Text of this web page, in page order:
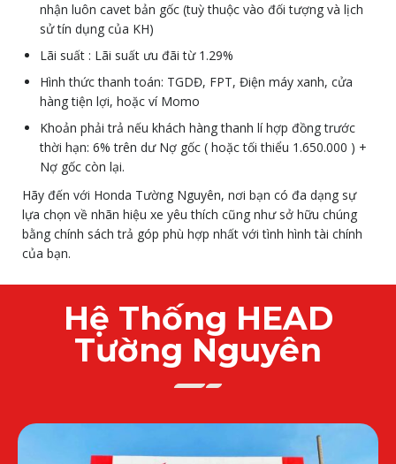
nhận luôn cavet bản gốc (tuỳ thuộc vào đối tượng và lịch
sử tín dụng của KH)
Lãi suất : Lãi suất ưu đãi từ 1.29%
Hình thức thanh toán: TGDĐ, FPT, Điện máy xanh, cửa
hàng tiện lợi, hoặc ví Momo
Khoản phải trả nếu khách hàng thanh lí hợp đồng trước
thời hạn: 6% trên dư Nợ gốc ( hoặc tối thiểu 1.650.000 ) +
Nợ gốc còn lại.
Hãy đến với Honda Tường Nguyên, nơi bạn có đa dạng sự
lựa chọn về nhãn hiệu xe yêu thích cũng như sở hữu chúng
bằng chính sách trả góp phù hợp nhất với tình hình tài chính
của bạn.
Hệ Thống HEAD
Tường Nguyên